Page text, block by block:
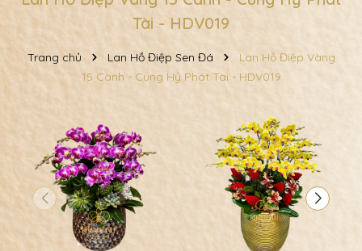
Tài - HDV019
Trang chủ Lan Hồ Điệp Sen Đá
Lan Hồ Điệp Vàng
15 Cành - Cung Hỷ Phát Tài - HDV019